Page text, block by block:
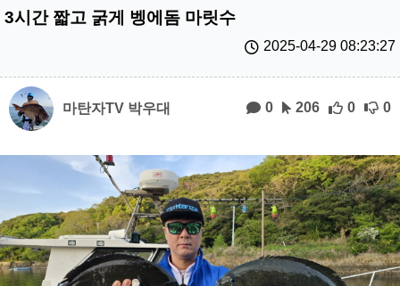
3시간 짧고 굵게 벵에돔 마릿수
2025-04-29 08:23:27
마탄자TV 박우대 0 206 0 0